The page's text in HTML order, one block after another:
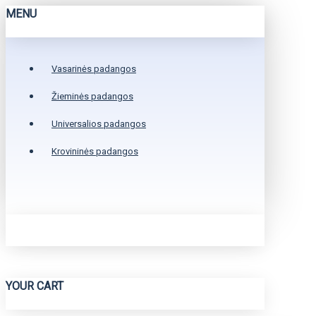
MENU
Vasarinės padangos
Žieminės padangos
Universalios padangos
Krovininės padangos
YOUR CART